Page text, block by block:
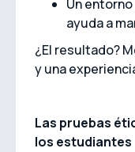
Un
ayuda a
¿El resultado?
y una
Las pruebas
los estudiantes